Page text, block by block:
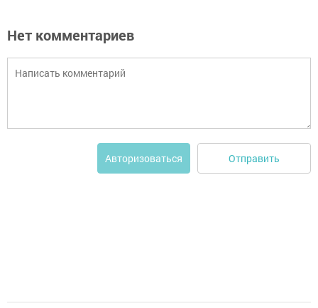
Нет комментариев
Авторизоваться Отправить